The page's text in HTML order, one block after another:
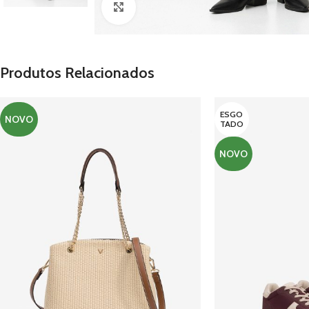
Clique para ampliar
Produtos Relacionados
NOVO
ESGO
TADO
NOVO